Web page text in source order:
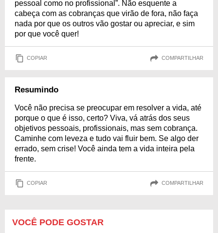
pessoal como no profissional”. Não esquente a
cabeça com as cobranças que virão de fora, não faça
nada por que os outros vão gostar ou apreciar, e sim
por que você quer!
COPIAR COMPARTILHAR
Resumindo
Você não precisa se preocupar em resolver a vida, até
porque o que é isso, certo? Viva, vá atrás dos seus
objetivos pessoais, profissionais, mas sem cobrança.
Caminhe com leveza e tudo vai fluir bem. Se algo der
errado, sem crise! Você ainda tem a vida inteira pela
frente.
COPIAR COMPARTILHAR
VOCÊ PODE GOSTAR